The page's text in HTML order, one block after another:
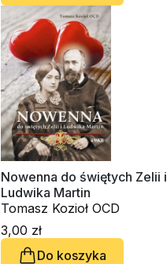
Nowenna do świętych Zelii i
Ludwika Martin
Tomasz Kozioł OCD
3,00 zł
Do koszyka